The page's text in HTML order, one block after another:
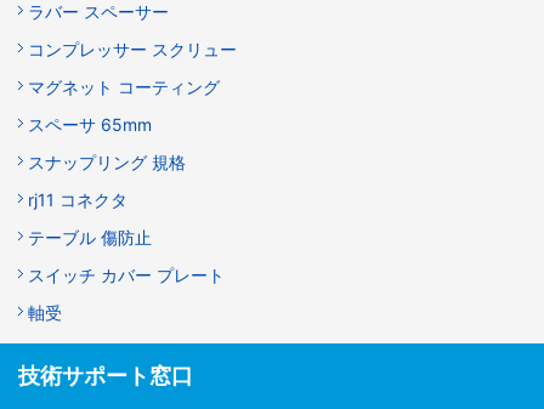
ラバー スペーサー
コンプレッサー スクリュー
マグネット コーティング
スペーサ 65mm
スナップリング 規格
rj11 コネクタ
テーブル 傷防止
スイッチ カバー プレート
軸受
技術サポート窓口